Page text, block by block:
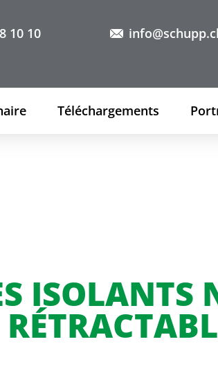
10 10
Téléchargements
ISOLANTS